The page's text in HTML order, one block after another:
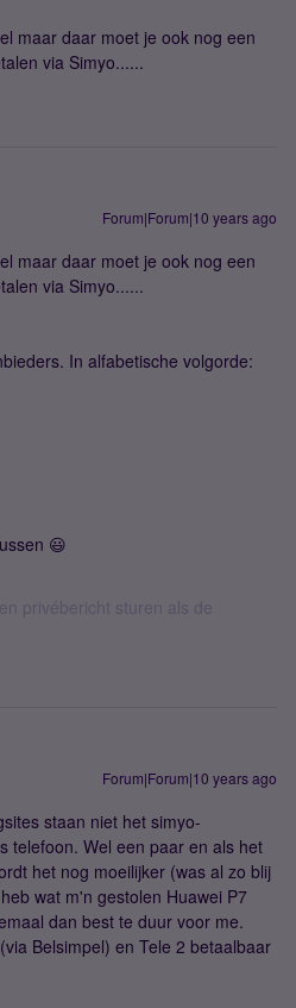
maar daar moet je ook nog een
via Simyo......
Forum|Forum|10 years ago
maar daar moet je ook nog een
via Simyo......
In alfabetische volgorde:
😃
privébericht sturen als de
Forum|Forum|10 years ago
staan niet het simyo-
telefoon. Wel een paar en als het
het nog moeilijker (was al zo blij
wat m'n gestolen Huawei P7
dan best te duur voor me.
Belsimpel) en Tele 2 betaalbaar